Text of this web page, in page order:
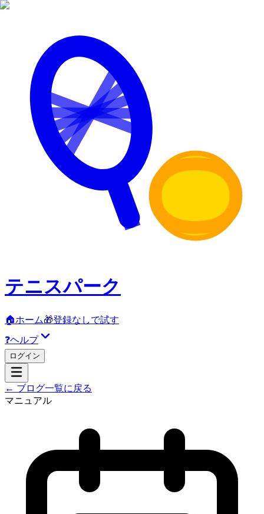
テニスパーク
🏠ホーム🎁登録なしで試す
❓ヘルプ
ログイン
← ブログ一覧に戻る
マニュアル